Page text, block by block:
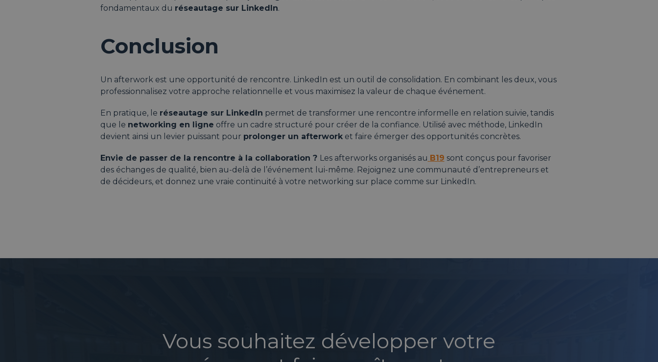
fondamentaux du réseautage sur LinkedIn.
Conclusion
Un afterwork est une opportunité de rencontre. LinkedIn est un outil de consolidation. En combinant les deux, vous
professionnalisez votre approche relationnelle et vous maximisez la valeur de chaque événement.
En pratique, le réseautage sur LinkedIn permet de transformer une rencontre informelle en relation suivie, tandis
que le networking en ligne offre un cadre structuré pour créer de la confiance. Utilisé avec méthode, LinkedIn
devient ainsi un levier puissant pour prolonger un afterworket faire émerger des opportunités concrètes.
Envie de passer de la rencontre à la collaboration ? Les afterworks organisés au B19 sont conçus pour favoriser
des échanges de qualité, bien au-delà de l’événement lui-même. Rejoignez une communauté d’entrepreneurs et
de décideurs, et donnez une vraie continuité à votre networking sur place comme sur LinkedIn.
Vous souhaitez développer votre